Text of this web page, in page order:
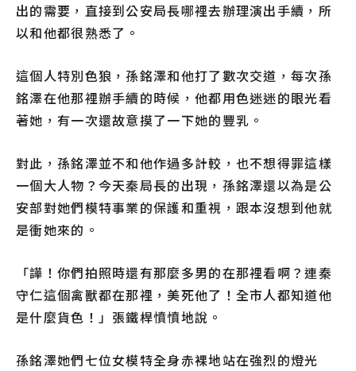
出的需要，直接到公安局長哪裡去辦理演出手續，所
以和他都很熟悉了。
這個人特別色狼，孫銘澤和他打了數次交道，每次孫
銘澤在他那裡辦手續的時候，他都用色迷迷的眼光看
著她，有一次還故意摸了一下她的豐乳。
對此，孫銘澤並不和他作過多計較，也不想得罪這樣
一個大人物？今天秦局長的出現，孫銘澤還以為是公
安部對她們模特事業的保護和重視，跟本沒想到他就
是衝她來的。
「譁！你們拍照時還有那麼多男的在那裡看啊？連秦
守仁這個禽獸都在那裡，美死他了！全市人都知道他
是什麼貨色！」張鐵桿憤憤地說。
孫銘澤她們七位女模特全身赤裸地站在強烈的燈光